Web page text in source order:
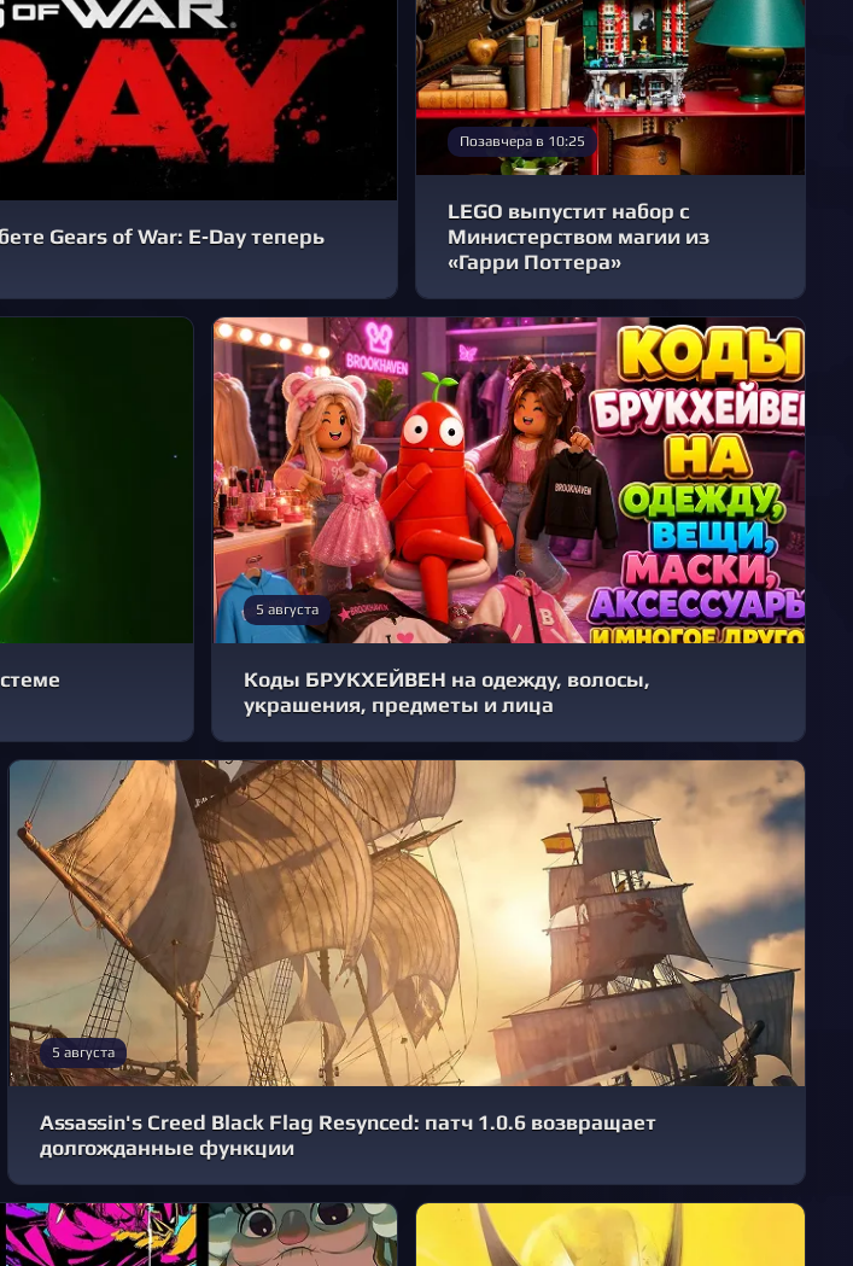
Gears of War: E‑Day теперь
Позавчера в 10:25
LEGO выпустит набор с
Министерством магии из
«Гарри Поттера»
5 августа
Коды БРУКХЕЙВЕН на одежду, волосы,
украшения, предметы и лица
5 августа
Assassin's Creed Black Flag Resynced: патч 1.0.6 возвращает
долгожданные функции